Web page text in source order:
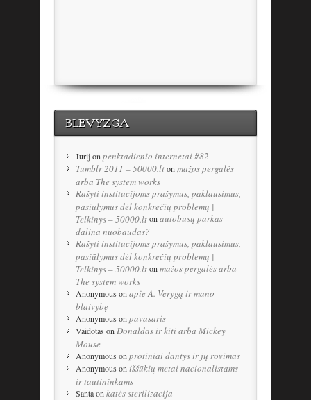
BLEVYZGA
Jurijon penktadienio internetai #82
Tumblr 2011 – 50000.lton mažos pergalės
arba The system works
Rašyti institucijoms prašymus, paklausimus,
pasiūlymus dėl konkrečių problemų |
Telkinys – 50000.lton autobusų parkas
dalina nuobaudas?
Rašyti institucijoms prašymus, paklausimus,
pasiūlymus dėl konkrečių problemų |
Telkinys – 50000.lton mažos pergalės arba
The system works
Anonymous on apie A. Verygą ir mano
blaivybę
Anonymous on pavasaris
Vaidotas on Donaldas ir kiti arba Mickey
Mouse
Anonymous on protiniai dantys ir jų rovimas
Anonymous on iššūkių metai nacionalistams
ir tautininkams
Santaon katės sterilizacija